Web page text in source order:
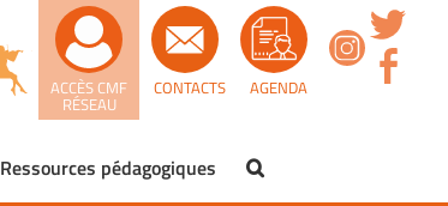
AGENDA
CONTACTS
ACCÈS CMF
RÉSEAU
Ressources pédagogiques